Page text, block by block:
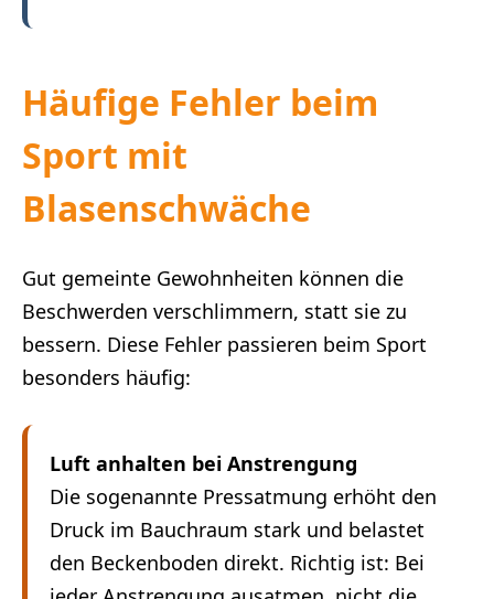
Häufige Fehler beim
Sport mit
Blasenschwäche
Gut gemeinte Gewohnheiten können die
Beschwerden verschlimmern, statt sie zu
bessern. Diese Fehler passieren beim Sport
besonders häufig:
Luft anhalten bei Anstrengung
Die sogenannte Pressatmung erhöht den
Druck im Bauchraum stark und belastet
den Beckenboden direkt. Richtig ist: Bei